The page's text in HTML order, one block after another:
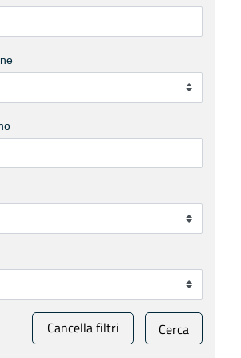
Cancella filtri Cerca